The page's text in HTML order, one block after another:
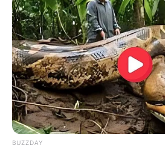
auf Rügen mit
vielem mehr. Informationen
s.de.
HanseDom inStralsund- Ein
mit Badelandschaften,
einer Saunalandschaft sowie
zu sportlichen Betätigung.
hansedom.de.
OstseeTherme Usedom - Auf
BUZZDAY